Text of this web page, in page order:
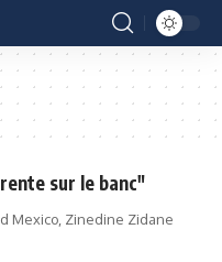
sur le banc"
Mexico, Zinedine Zidane